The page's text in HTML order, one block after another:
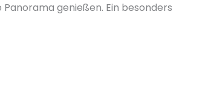
genießen. Ein besonders